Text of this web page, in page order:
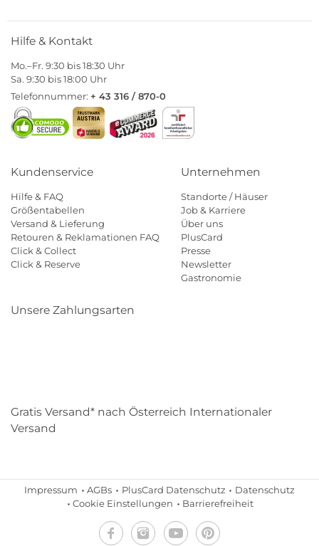
Hilfe & Kontakt
Mo.–Fr. 9:30 bis 18:30 Uhr
Sa. 9:30 bis 18:00 Uhr
Telefonnummer: + 43 316 / 870-0
Kundenservice
Hilfe & FAQ
Größentabellen
Versand & Lieferung
Retouren & Reklamationen FAQ
Click & Collect
Click & Reserve
Unternehmen
Standorte / Häuser
Job & Karriere
Über uns
PlusCard
Presse
Newsletter
Gastronomie
Unsere Zahlungsarten
Gratis Versand* nach Österreich Internationaler
Versand
Impressum AGBs PlusCard Datenschutz
Datenschutz
Cookie Einstellungen
Barrierefreiheit